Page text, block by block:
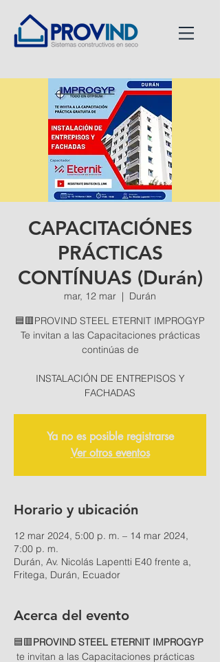
CAPACITACIÓNES
PRÁCTICAS
CONTÍNUAS (Durán)
mar, 12 mar
  |
Durán
🟦🟥PROVIND STEEL ETERNIT IMPROGYP
Te invitan a las Capacitaciones prácticas
continúas de
INSTALACIÓN DE ENTREPISOS Y
Ya no es posible registrarse
Ver otros eventos
Horario y ubicación
12 mar 2024, 5:00 p. m. – 14 mar 2024,
7:00 p. m.
Durán, Av. Nicolás Lapentti E40 frente a,
Fritega, Durán, Ecuador
Acerca del evento
🟦🟥PROVIND STEEL ETERNIT IMPROGYP
te invitan a las Capacitaciones prácticas